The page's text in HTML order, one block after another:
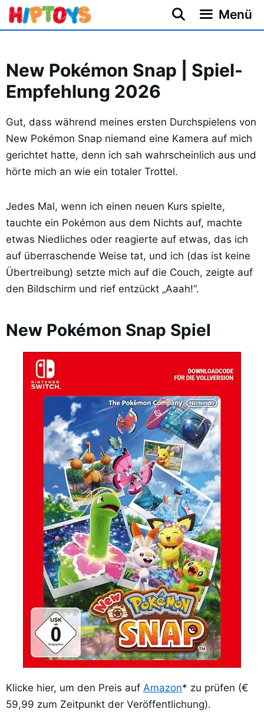
Zum
Inhalt
Menü
New Pokémon Snap | Spiel-
Empfehlung 2026
Gut, dass während meines ersten Durchspielens von
New Pokémon Snap niemand eine Kamera auf mich
gerichtet hatte, denn ich sah wahrscheinlich aus und
hörte mich an wie ein totaler Trottel.
Jedes Mal, wenn ich einen neuen Kurs spielte,
tauchte ein Pokémon aus dem Nichts auf, machte
etwas Niedliches oder reagierte auf etwas, das ich
auf überraschende Weise tat, und ich (das ist keine
Übertreibung) setzte mich auf die Couch, zeigte auf
den Bildschirm und rief entzückt „Aaah!“.
New Pokémon Snap Spiel
Klicke hier, um den Preis auf Amazon* zu prüfen (€
59,99 zum Zeitpunkt der Veröffentlichung).